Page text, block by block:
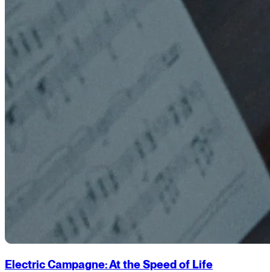
Electric Campagne: At the Speed of Life